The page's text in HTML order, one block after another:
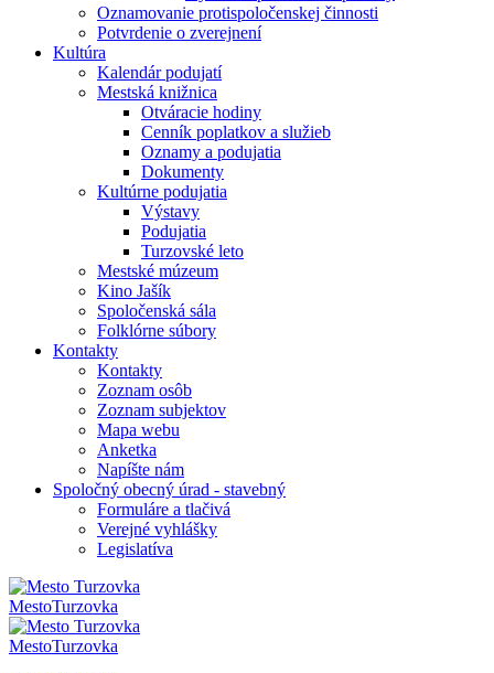
Oznamovanie protispoločenskej činnosti
Potvrdenie o zverejnení
Kultúra
Kalendár podujatí
Mestská knižnica
Otváracie hodiny
Cenník poplatkov a služieb
Oznamy a podujatia
Dokumenty
Kultúrne podujatia
Výstavy
Podujatia
Turzovské leto
Mestské múzeum
Kino Jašík
Spoločenská sála
Folklórne súbory
Kontakty
Kontakty
Zoznam osôb
Zoznam subjektov
Mapa webu
Anketka
Napíšte nám
Spoločný obecný úrad - stavebný
Formuláre a tlačivá
Verejné vyhlášky
Legislatíva
MestoTurzovka
MestoTurzovka